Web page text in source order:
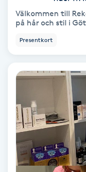
Läpptatuering
Makeup
Manikyr & Pedikyr
Massage
Medial vägledning
Välkommen till
på hår och stil i
Presentkort